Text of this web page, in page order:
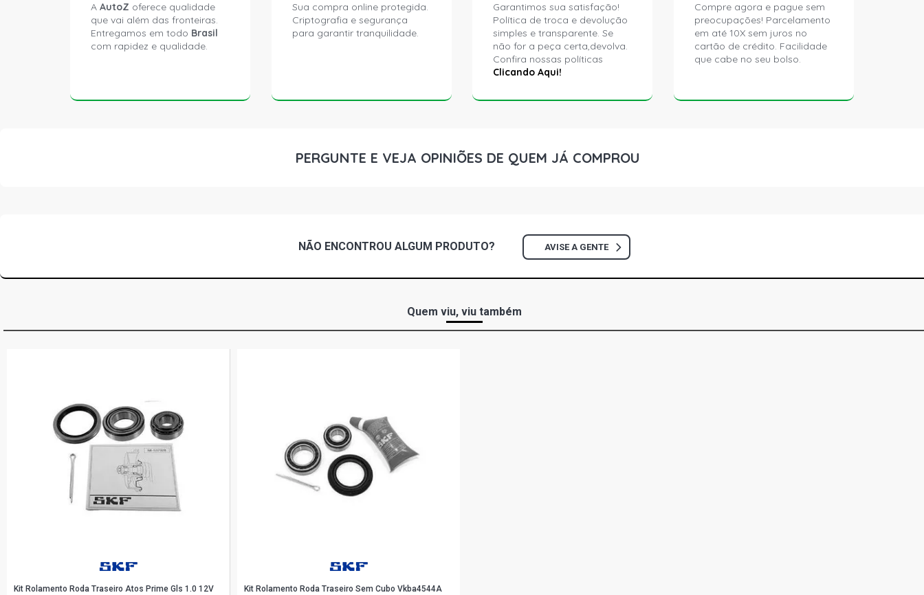
A AutoZ oferece qualidade
que vai além das fronteiras.
Entregamos em todo Brasil
com rapidez e qualidade.
Sua compra online protegida.
Criptografia e segurança
para garantir tranquilidade.
Garantimos sua satisfação!
Política de troca e devolução
simples e transparente. Se
não for a peça certa,devolva.
Confira nossas políticas
Clicando Aqui!
Compre agora e pague sem
preocupações! Parcelamento
em até 10X sem juros no
cartão de crédito. Facilidade
que cabe no seu bolso.
PERGUNTE E VEJA OPINIÕES DE QUEM JÁ COMPROU
NÃO ENCONTROU ALGUM PRODUTO? AVISE A GENTE
Quem viu, viu também
Kit Rolamento Roda Traseiro Atos Prime Gls 1.0 12V
Kit Rolamento Roda Traseiro Sem Cubo Vkba4544A